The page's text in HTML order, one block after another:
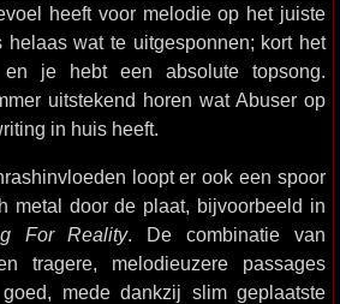
heeft voor melodie op het juiste
helaas wat te uitgesponnen; kort het
je hebt een absolute topsong.
uitstekend horen wat Abuser op
in huis heeft.
loopt er ook een spoor
metal door de plaat, bijvoorbeeld in
For Reality. De combinatie van
tragere, melodieuzere passages
mede dankzij slim geplaatste